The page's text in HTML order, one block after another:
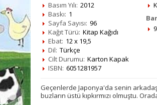
Basım Yılı: 2012
Baskı: 1
Sayfa Sayısı: 96
Kağıt Türü: Kitap Kağıdı
Ebat: 12 x 19,5
Dil: Türkçe
Cilt Durumu: Karton Kapak
ISBN: 6051281957
Geçenlerde Japonya'da senin
buzların üstü kıpkırmızı olmuştu.